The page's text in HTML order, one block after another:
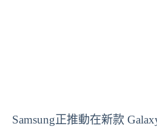
Samsung正推動在新款